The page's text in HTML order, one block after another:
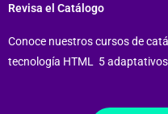
Revisa el Catálogo
Conoce nuestros cursos de
tecnología HTML 5